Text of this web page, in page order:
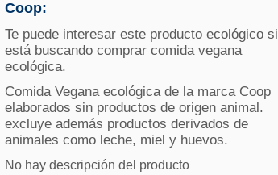
Coop:
Te puede interesar este producto ecológico si
está buscando comprar comida vegana
ecológica.
Comida Vegana ecológica de la marca Coop
elaborados sin productos de origen animal.
excluye además productos derivados de
animales como leche, miel y huevos.
No hay descripción del producto